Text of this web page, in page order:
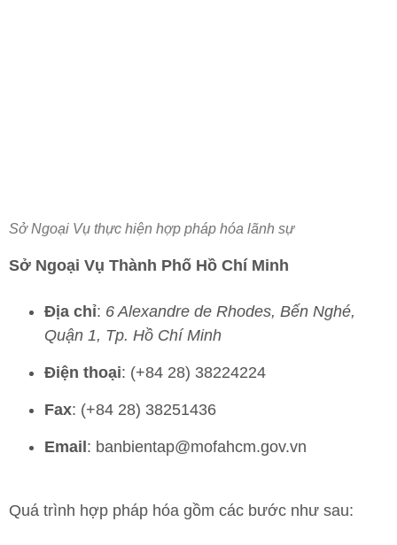
Sở Ngoại Vụ thực hiện hợp pháp hóa lãnh sự
Sở Ngoại Vụ Thành Phố Hồ Chí Minh
Địa chỉ: 6 Alexandre de Rhodes, Bến Nghé,
Quận 1, Tp. Hồ Chí Minh
Điện thoại: (+84 28) 38224224
Fax: (+84 28) 38251436
Email: banbientap@mofahcm.gov.vn
Quá trình hợp pháp hóa gồm các bước như sau: